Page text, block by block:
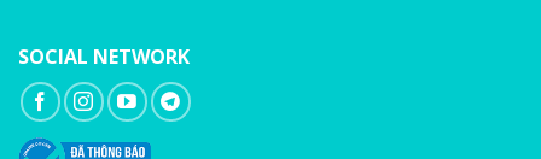
SOCIAL NETWORK